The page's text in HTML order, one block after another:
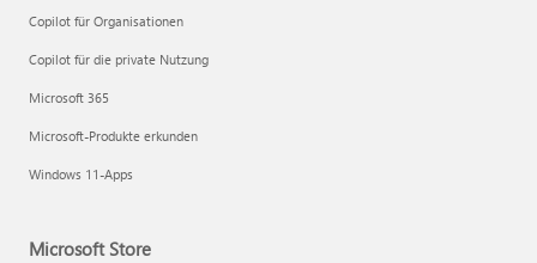
Copilot für Organisationen
Copilot für die private Nutzung
Microsoft 365
Microsoft-Produkte erkunden
Windows 11-Apps
Microsoft Store